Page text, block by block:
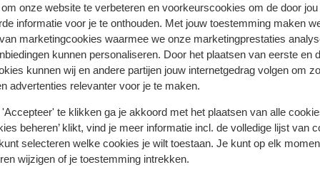
onze website te verbeteren en voorkeurscookies om de door jou
informatie voor je te onthouden. Met jouw toestemming maken
marketingcookies waarmee we onze marketingprestaties
kunnen personaliseren. Door het plaatsen van eerste en
kunnen wij en andere partijen jouw internetgedrag volgen om
advertenties relevanter voor je te maken.
'Accepteer' te klikken ga je akkoord met het plaatsen van alle
beheren’ klikt, vind je meer informatie incl. de volledige lijst van
selecteren welke cookies je wilt toestaan. Je kunt op elk
wijzigen of je toestemming intrekken.
voorgingen. Meer over reviews